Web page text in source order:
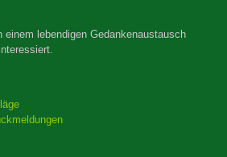
einem lebendigen Gedankenaustausch